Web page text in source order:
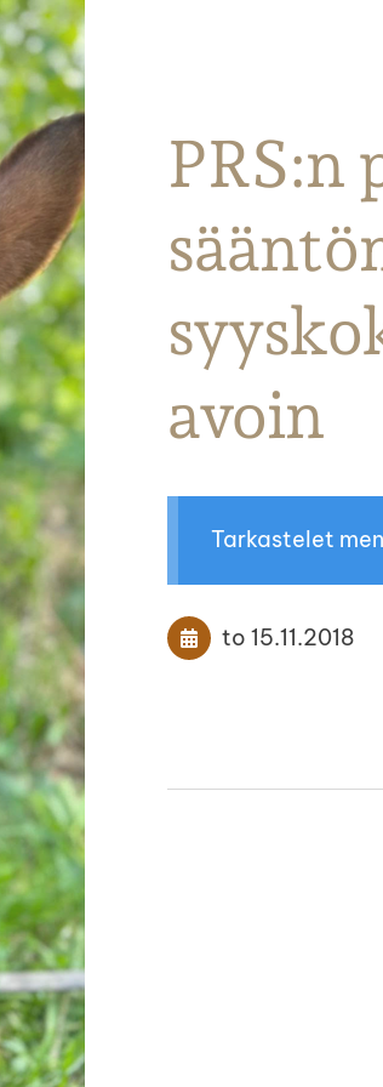
Parkanon Ratsastajat
PRS:n
avoin
Tarkastelet
to 15.11.2018